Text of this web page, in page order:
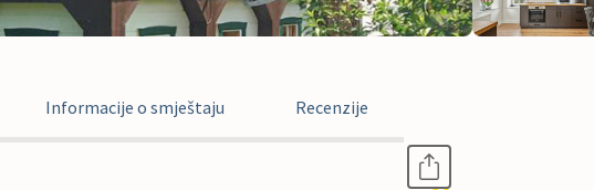
Informacije o smještaju Recenzije